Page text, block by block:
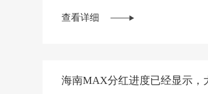
查看详细
海南MAX分红进度已经显示